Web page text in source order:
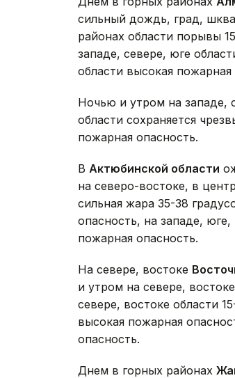
сильный дождь, град,
районах области порывы
западе, севере, юге
области высокая пожарная
Ночью и утром на западе,
области сохраняется
пожарная опасность.
В Актюбинской области
на северо-востоке, в
сильная жара 35-38
опасность, на западе,
пожарная опасность.
На севере, востоке
и утром на севере,
севере, востоке области
высокая пожарная
опасность.
Днем в горных районах